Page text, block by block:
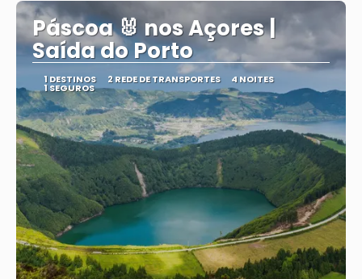
Páscoa 🐰 nos Açores |
Saída do Porto
1 DESTINOS 2 REDE DE TRANSPORTES 4 NOITES
1 SEGUROS